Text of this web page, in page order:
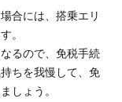
合には、搭乗エリ
。
るので、免税手続
ちを我慢して、免
しょう。